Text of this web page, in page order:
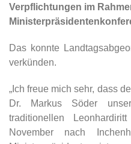
Verpflichtungen im
Das konnte
verkünden.
Ich freue mich sehr, dass
Dr. Markus Söder
traditionellen
November nach